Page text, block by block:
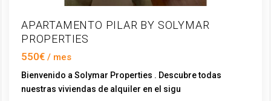
APARTAMENTO PILAR BY SOLYMAR
PROPERTIES
550€
Bienvenido a Solymar Properties . Descubre todas
nuestras viviendas de alquiler en el sigu